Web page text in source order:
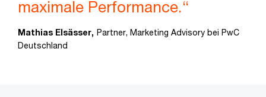
maximale Performance.“
Mathias Elsässer, Partner, Marketing Advisory bei PwC
Deutschland